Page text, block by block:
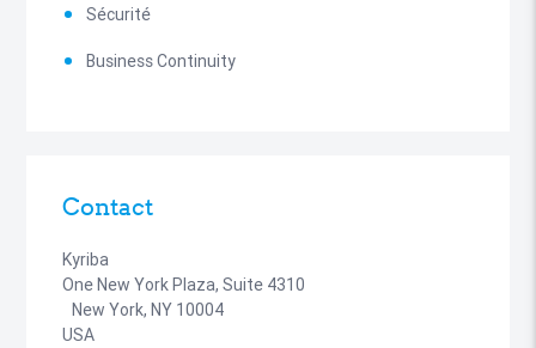
Sécurité
Business Continuity
Contact
Kyriba
One New York Plaza, Suite 4310
New York, NY 10004
USA